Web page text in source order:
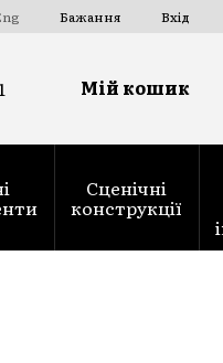
Бажання Вхід
Мій кошик
Сценічні
конструкції